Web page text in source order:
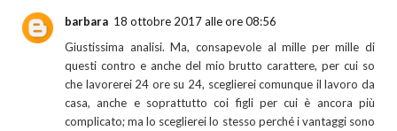
barbara 18 ottobre 2017 alle ore 08:56
Giustissima analisi. Ma, consapevole al mille per mille di
questi contro e anche del mio brutto carattere, per cui so
che lavorerei 24 ore su 24, sceglierei comunque il lavoro da
casa, anche e soprattutto coi figli per cui è ancora più
complicato; ma lo sceglierei lo stesso perché i vantaggi sono